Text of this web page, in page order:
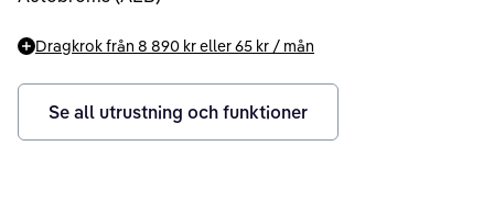
Dragkrok från 8 890 kreller65 kr / mån
Se all utrustning och funktioner